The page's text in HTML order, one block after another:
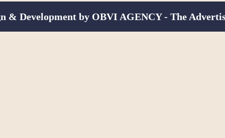
& Development by OBVI AGENCY - The